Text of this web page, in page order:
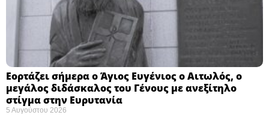
Εορτάζει σήμερα ο Άγιος Ευγένιος ο Αιτωλός, ο
μεγάλος διδάσκαλος του Γένους με ανεξίτηλο
στίγμα στην Ευρυτανία
5 Αυγούστου 2026